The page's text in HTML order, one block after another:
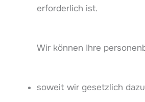
erforderlich ist.
Wir können Ihre
soweit wir gesetzlich